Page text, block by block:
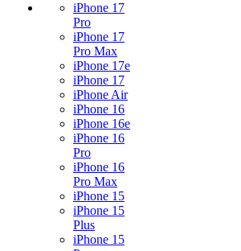
iPhone 17
Pro
iPhone 17
Pro Max
iPhone 17e
iPhone 17
iPhone Air
iPhone 16
iPhone 16e
iPhone 16
Pro
iPhone 16
Pro Max
iPhone 15
iPhone 15
Plus
iPhone 15